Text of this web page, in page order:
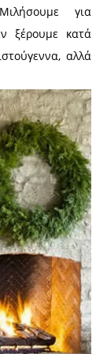
για
ξέρουμε κατά
αλλά